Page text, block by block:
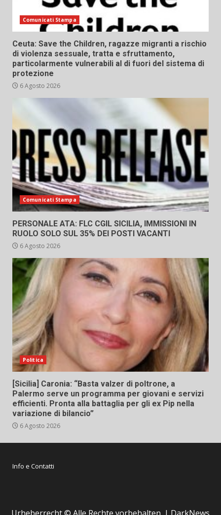
Comunicati Stampa
Ceuta: Save the Children, ragazze migranti a rischio
di violenza sessuale, tratta e sfruttamento,
particolarmente vulnerabili al di fuori del sistema di
protezione
6 Agosto 2026
Comunicati Stampa
PERSONALE ATA: FLC CGIL SICILIA, IMMISSIONI IN
RUOLO SOLO SUL 35% DEI POSTI VACANTI
6 Agosto 2026
Politica
[Sicilia] Caronia: “Basta valzer di poltrone, a
Palermo serve un programma per giovani e servizi
efficienti. Pronta alla battaglia per gli ex Pip nella
variazione di bilancio”
6 Agosto 2026
Info e Contatti